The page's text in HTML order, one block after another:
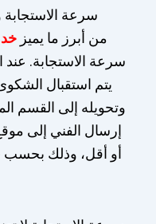
سرعة الاستجابة
من أبرز ما يميز
سرعة الاستجابة. عند
يتم استقبال
وتحويله إلى القسم
أو أقل، وذلك بحسب